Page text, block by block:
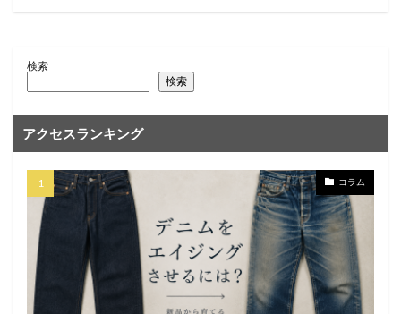
検索
検索
アクセスランキング
コラム